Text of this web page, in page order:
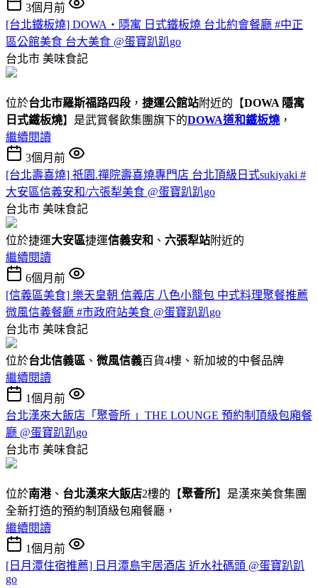
3個月前
[台北鐵板燒] DOWA・隱寓 日式鐵板燒 台北約會餐廳 #中正
區公館美食 台大美食 @蛋寶趴趴go
台北市 美味食記
位於台北市羅斯福路四段 ， 捷運公館站附近的【DOWA 隱寓
日式鐵板燒】是武賞餐飲集團旗下的DOWA道和鐵板燒 ，
繼續閱讀
3個月前
[台北壽喜燒] 祇園.禪院壽喜燒專門店 台北頂級日式sukiyaki #
大安區信義安和/六張犁美食 @蛋寶趴趴go
台北市 美味食記
位於捷運大安區捷運信義安和 、 六張犁站附近的
繼續閱讀
6個月前
[信義區美食] 樂天皇朝 信義店 八色小籠包 中式料理聚餐推薦
微風信義餐廳 #市政府站美食 @蛋寶趴趴go
台北市 美味食記
位於台北信義區 、 微風信義百貨4樓、新加坡的中餐品牌
繼續閱讀
1個月前
台北漢來大飯店「聚薈所 」THE LOUNGE 預約制頂級包廂餐
廳 @蛋寶趴趴go
台北市 美味食記
位於南港、 台北漢來大飯店2樓的【聚薈所】是漢來美食集團
全新打造的預約制頂級包廂餐廳，
繼續閱讀
1個月前
[日月潭住宿推薦] 日月潭島宇居酒店 近水社碼頭 @蛋寶趴趴
go